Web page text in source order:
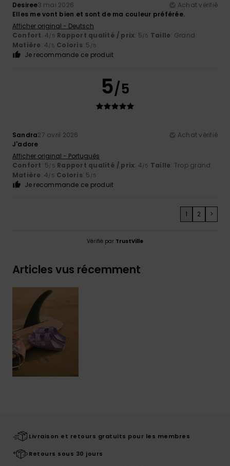
Desiree3 mai 2026
Achat vérifié
Elles me vont bien et sont de ma couleur préférée.
Afficher original - Deutsch
Confort: 4/5 Rapport qualité / prix: 5/5 Taille: Grand
Matière: 4/5 Coloris: 5 /5
Je recommande ce produit
5/5
Sandra27 avril 2026
Achat vérifié
J'adore
Afficher original - Português
Confort: 5/5 Rapport qualité / prix: 4/5 Taille: Trop grand
Matière: 4/5 Coloris: 5 /5
Je recommande ce produit
1 2 >
Vérifié par TrustVille
Articles vus récemment
Livraison et retours gratuits pour les membres
Retours sous 30 jours